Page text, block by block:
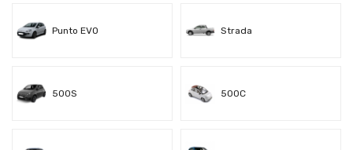
Punto EVO Strada
500S 500C